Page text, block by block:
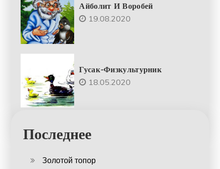
Айболит И Воробей
19.08.2020
Гусак-Физкультурник
18.05.2020
Последнее
Золотой топор